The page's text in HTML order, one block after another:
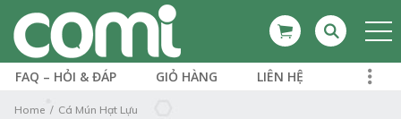
FAQ – HỎI & ĐÁP GIỎ HÀNG LIÊN HỆ
Home Cá Mún Hạt Lựu